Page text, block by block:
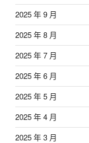
2025 年 9 月
2025 年 8 月
2025 年 7 月
2025 年 6 月
2025 年 5 月
2025 年 4 月
2025 年 3 月